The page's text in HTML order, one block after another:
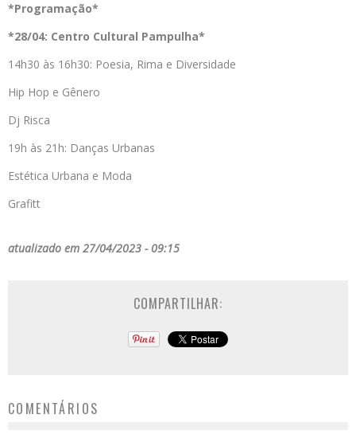
*Programação*
*28/04: Centro Cultural Pampulha*
14h30 às 16h30: Poesia, Rima e Diversidade
Hip Hop e Gênero
Dj Risca
19h às 21h: Danças Urbanas
Estética Urbana e Moda
Grafitt
atualizado em 27/04/2023 - 09:15
COMPARTILHAR:
COMENTÁRIOS